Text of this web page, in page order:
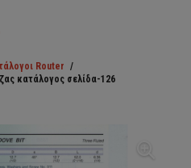
Router /
κατάλογος σελίδα-126